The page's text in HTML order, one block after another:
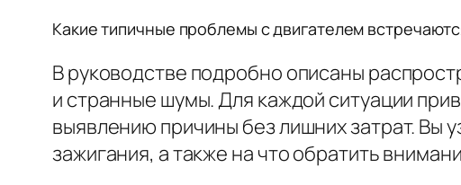
Какие типичные проблемы с двигателем
В руководстве подробно описаны
и странные шумы. Для каждой ситуации
выявлению причины без лишних затрат. Вы
зажигания, а также на что обратить